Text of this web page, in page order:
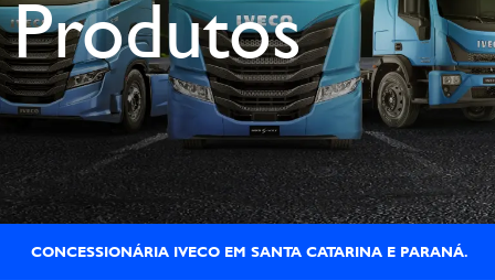
Produtos
CONCESSIONÁRIA IVECO EM SANTA CATARINA E PARANÁ.